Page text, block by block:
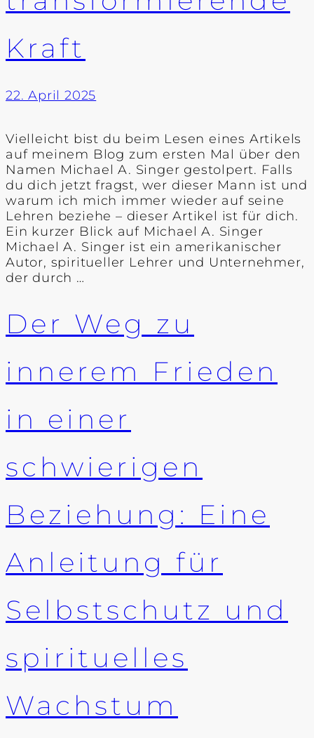
Kraft
22. April 2025
Vielleicht bist du beim Lesen eines Artikels
auf meinem Blog zum ersten Mal über den
Namen Michael A. Singer gestolpert. Falls
du dich jetzt fragst, wer dieser Mann ist und
warum ich mich immer wieder auf seine
Lehren beziehe – dieser Artikel ist für dich.
Ein kurzer Blick auf Michael A. Singer
Michael A. Singer ist ein amerikanischer
Autor, spiritueller Lehrer und Unternehmer,
der durch …
Der Weg zu
innerem Frieden
in einer
schwierigen
Beziehung: Eine
Anleitung für
Selbstschutz und
spirituelles
Wachstum